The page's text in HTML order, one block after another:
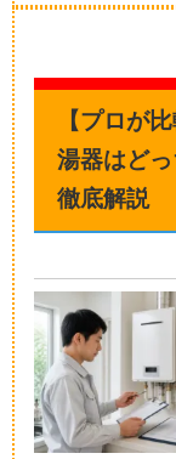
【プロが
湯器はど
徹底解説